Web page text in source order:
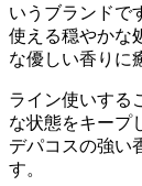
いうブランドで
使える穏やかな
な優しい香りに
ライン使いする
な状態をキープ
デパコスの強い
す。